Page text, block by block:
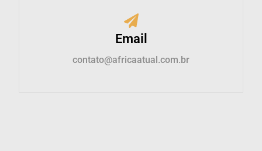
Email
contato@africaatual.com.br